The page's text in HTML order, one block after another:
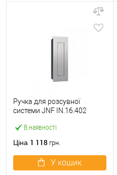
В наявності
Ручка для розсувної
системи JNF IN.16.402
Ціна 1 118 грн.
У кошик